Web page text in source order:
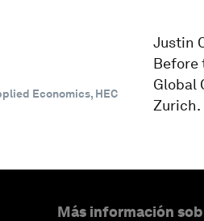
Economics, HEC
Justin
Before
Global
Zurich.
Más información